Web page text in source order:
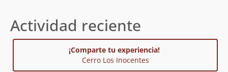
Actividad reciente
¡Comparte tu experiencia!
Cerro Los Inocentes